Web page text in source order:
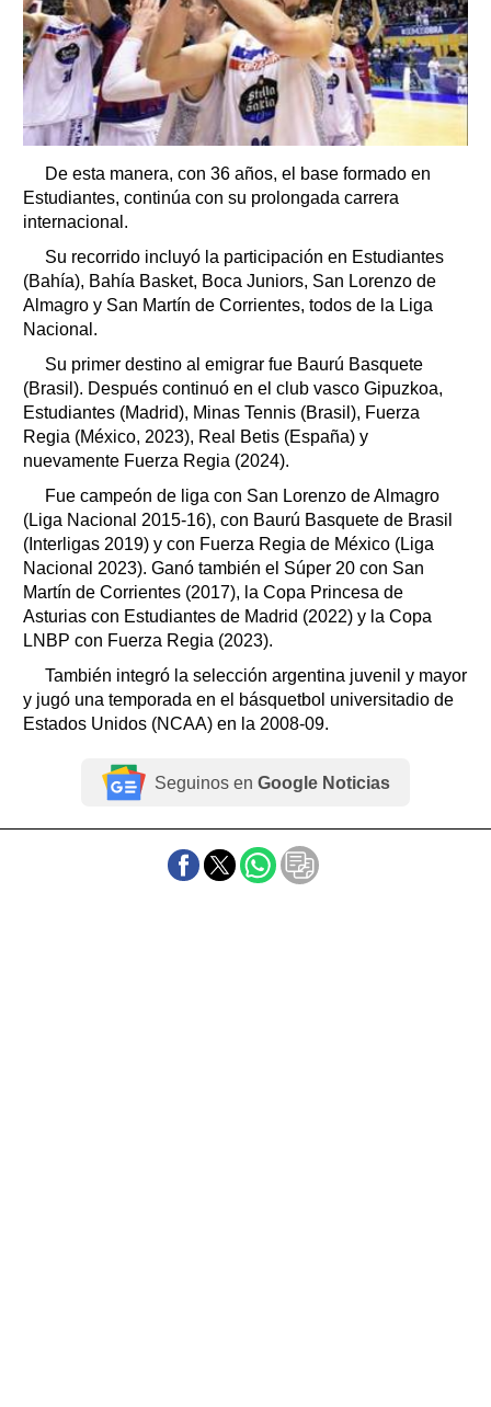
De esta manera, con 36 años, el base formado en
Estudiantes, continúa con su prolongada carrera
internacional.
Su recorrido incluyó la participación en Estudiantes
(Bahía), Bahía Basket, Boca Juniors, San Lorenzo de
Almagro y San Martín de Corrientes, todos de la Liga
Nacional.
Su primer destino al emigrar fue Baurú Basquete
(Brasil). Después continuó en el club vasco Gipuzkoa,
Estudiantes (Madrid), Minas Tennis (Brasil), Fuerza
Regia (México, 2023), Real Betis (España) y
nuevamente Fuerza Regia (2024).
Fue campeón de liga con San Lorenzo de Almagro
(Liga Nacional 2015-16), con Baurú Basquete de Brasil
(Interligas 2019) y con Fuerza Regia de México (Liga
Nacional 2023). Ganó también el Súper 20 con San
Martín de Corrientes (2017), la Copa Princesa de
Asturias con Estudiantes de Madrid (2022) y la Copa
LNBP con Fuerza Regia (2023).
También integró la selección argentina juvenil y mayor
y jugó una temporada en el básquetbol universitadio de
Estados Unidos (NCAA) en la 2008-09.
Seguinos en Google Noticias